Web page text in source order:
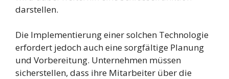
darstellen.
Die Implementierung einer solchen Technologie
erfordert jedoch auch eine sorgfältige Planung
und Vorbereitung. Unternehmen müssen
sicherstellen, dass ihre Mitarbeiter über die